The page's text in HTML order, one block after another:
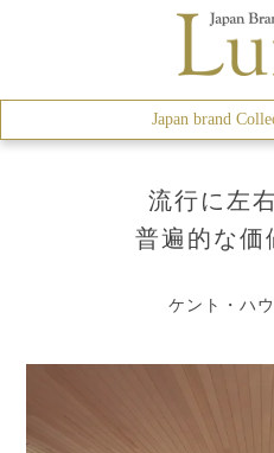
Japan brand
流行に左
普遍的な価
ケント・ハ